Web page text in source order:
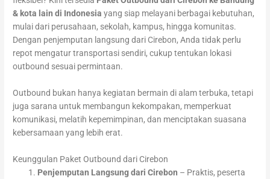
& kota lain di Indonesia yang siap melayani berbagai kebutuhan,
mulai dari perusahaan, sekolah, kampus, hingga komunitas.
Dengan penjemputan langsung dari Cirebon, Anda tidak perlu
repot mengatur transportasi sendiri, cukup tentukan lokasi
outbound sesuai permintaan.
Outbound bukan hanya kegiatan bermain di alam terbuka, tetapi
juga sarana untuk membangun kekompakan, memperkuat
komunikasi, melatih kepemimpinan, dan menciptakan suasana
kebersamaan yang lebih erat.
Keunggulan Paket Outbound dari Cirebon
Penjemputan Langsung dari Cirebon – Praktis, peserta